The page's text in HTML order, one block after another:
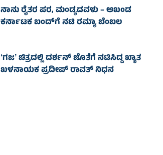
ನಾನು ರೈತರ ಪರ, ಮಂಡ್ಯದವಳು – ಅಖಂಡ
ಕರ್ನಾಟಕ ಬಂದ್‌ಗೆ ನಟಿ ರಮ್ಯಾ ಬೆಂಬಲ
ʻಗಜʼ ಚಿತ್ರದಲ್ಲಿ ದರ್ಶನ್‌ ಜೊತೆಗೆ ನಟಿಸಿದ್ದ ಖ್ಯಾತ
ಖಳನಾಯಕ ಪ್ರದೀಪ್ ರಾವತ್‌ ನಿಧನ